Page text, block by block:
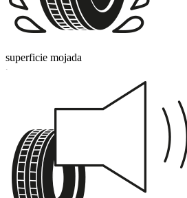
superficie mojada
C